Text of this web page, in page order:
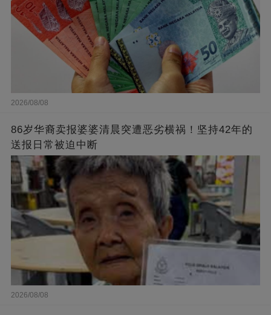
2026/08/08
86岁华裔卖报婆婆清晨突遭恶劣横祸！坚持42年的
送报日常被迫中断
2026/08/08